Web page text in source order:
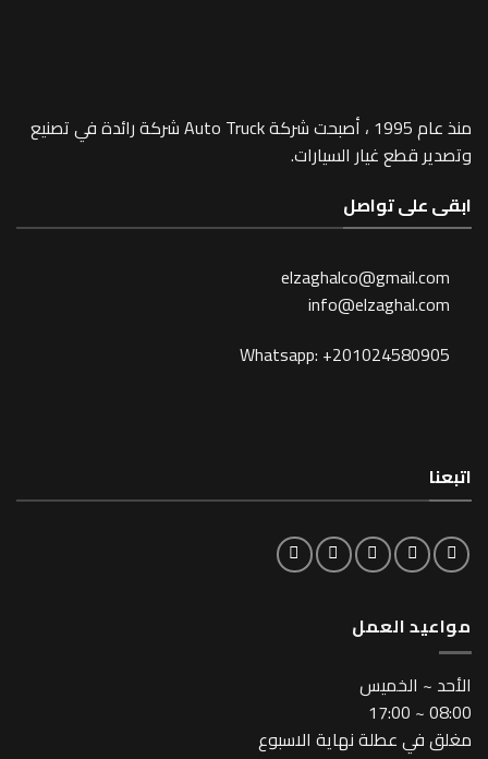
منذ عام 1995 ، أصبحت شركة Auto Truck شركة رائدة في تصنيع
غيار السيارات.
تواصل
Whatsapp:
نهاية الاسبوع